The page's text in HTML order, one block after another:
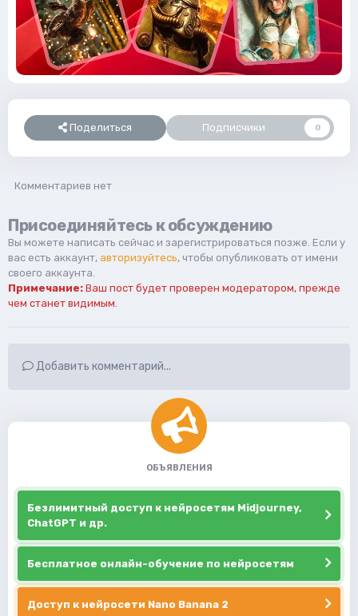
Поделиться Подписчики 0
Комментариев нет
Присоединяйтесь к обсуждению
Вы можете написать сейчас и зарегистрироваться позже. Если у
вас есть аккаунт, авторизуйтесь, чтобы опубликовать от имени
своего аккаунта.
Примечание: Ваш пост будет проверен модератором, прежде
чем станет видимым.
Добавить комментарий...
ОБЪЯВЛЕНИЯ
Безлимитный доступ к нейросетям Midjourney,
ChatGPT и др.
Бесплатное онлайн-обучение по нейросетям
Доступ к нейросети Nano Banana 2